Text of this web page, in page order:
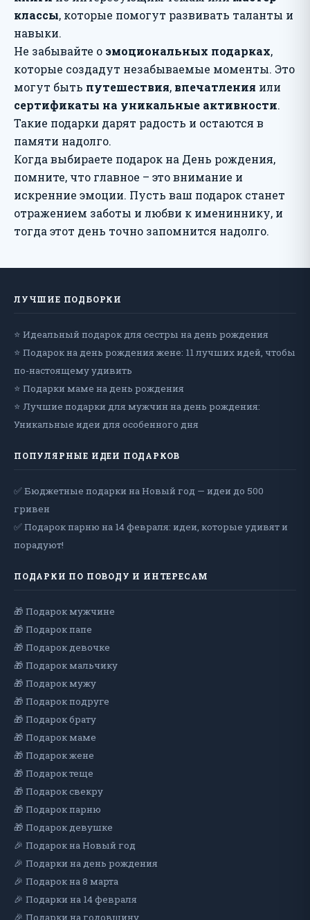
классы, которые помогут развивать таланты и
навыки.
Не забывайте о эмоциональных подарках,
которые создадут незабываемые моменты. Это
могут быть путешествия, впечатления или
сертификаты на уникальные активности.
Такие подарки дарят радость и остаются в
памяти надолго.
Когда выбираете подарок на День рождения,
помните, что главное – это внимание и
искренние эмоции. Пусть ваш подарок станет
отражением заботы и любви к имениннику, и
тогда этот день точно запомнится надолго.
ЛУЧШИЕ ПОДБОРКИ
⭐ Идеальный подарок для сестры на день рождения
⭐ Подарок на день рождения жене: 11 лучших идей, чтобы
по-настоящему удивить
⭐ Подарки маме на день рождения
⭐ Лучшие подарки для мужчин на день рождения:
Уникальные идеи для особенного дня
ПОПУЛЯРНЫЕ ИДЕИ ПОДАРКОВ
✅ Бюджетные подарки на Новый год — идеи до 500
гривен
✅ Подарок парню на 14 февраля: идеи, которые удивят и
порадуют!
ПОДАРКИ ПО ПОВОДУ И ИНТЕРЕСАМ
🎁 Подарок мужчине
🎁 Подарок папе
🎁 Подарок девочке
🎁 Подарок мальчику
🎁 Подарок мужу
🎁 Подарок подруге
🎁 Подарок брату
🎁 Подарок маме
🎁 Подарок жене
🎁 Подарок теще
🎁 Подарок свекру
🎁 Подарок парню
🎁 Подарок девушке
🎉 Подарок на Новый год
🎉 Подарки на день рождения
🎉 Подарок на 8 марта
🎉 Подарки на 14 февраля
🎉 Подарки на годовщину